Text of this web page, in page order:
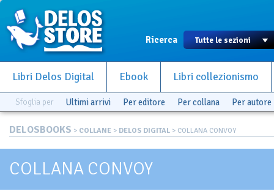
Ricerca
Libri Delos Digital Ebook Libri collezionismo
Sfoglia per Ultimi arrivi Per editore Per collana Per autore
DELOSBOOKS > COLLANE > DELOS DIGITAL > COLLANA CONVOY
COLLANA CONVOY